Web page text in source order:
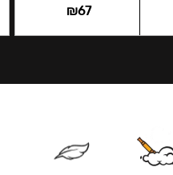
₪67